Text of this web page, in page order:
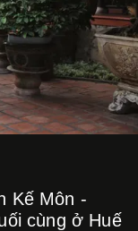
Kế Môn -
cùng ở Huế